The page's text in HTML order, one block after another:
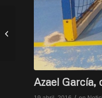
Azael García,
Luis Vila y Brais
Ansede, con la
selección gallega al
Campeonato de
Españ...